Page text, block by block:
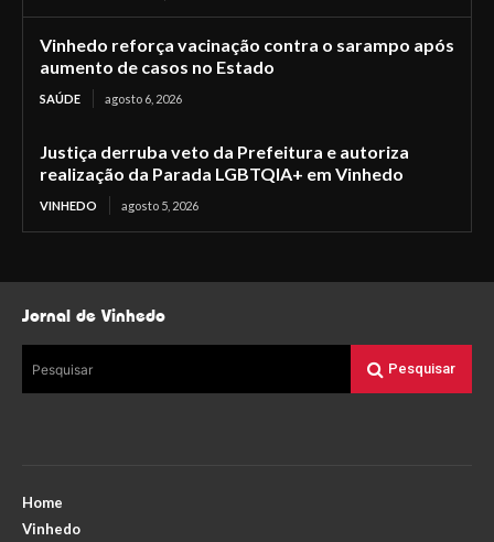
Vinhedo reforça vacinação contra o sarampo após
aumento de casos no Estado
SAÚDE agosto 6, 2026
Justiça derruba veto da Prefeitura e autoriza
realização da Parada LGBTQIA+ em Vinhedo
VINHEDO agosto 5, 2026
Jornal de Vinhedo
Pesquisar Pesquisar
Home
Vinhedo